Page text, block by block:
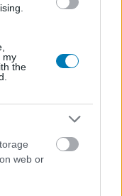
my
the
web or
sietned, ha